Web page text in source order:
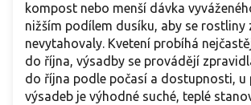
kompost nebo menší dávka
nižším podílem dusíku, aby se rostliny
nevytahovaly. Kvetení probíhá
do října, výsadby se provádějí
do října podle počasí a dostupnosti, u
výsadeb je výhodné suché, teplé